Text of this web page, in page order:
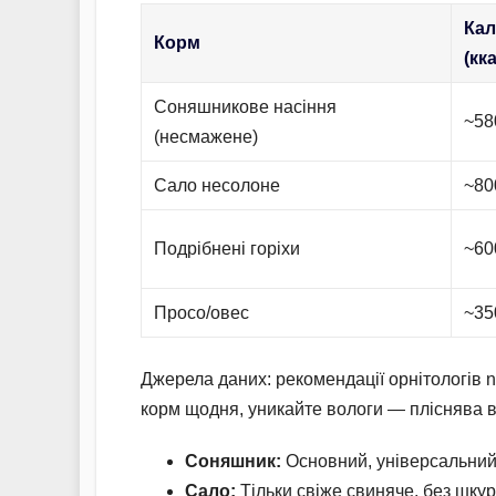
Корм
Соняшникове насіння
(несмажене)
Сало несолоне
Подрібнені горіхи
Просо/овес
Джерела даних: рекомендації орнітологів
корм щодня, уникайте вологи — пліснява
Соняшник: Основний,
Сало: Тільки свіже свиняче, без